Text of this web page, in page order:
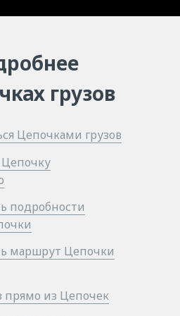
Цепочками грузов
подробности
прямо из Цепочек
Цепочку
маршрут Цепочки
грузов